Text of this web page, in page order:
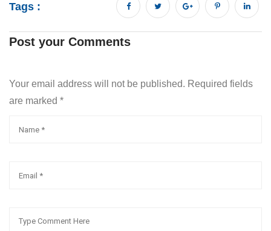
Tags :
Post your Comments
Your email address will not be published. Required fields
are marked *